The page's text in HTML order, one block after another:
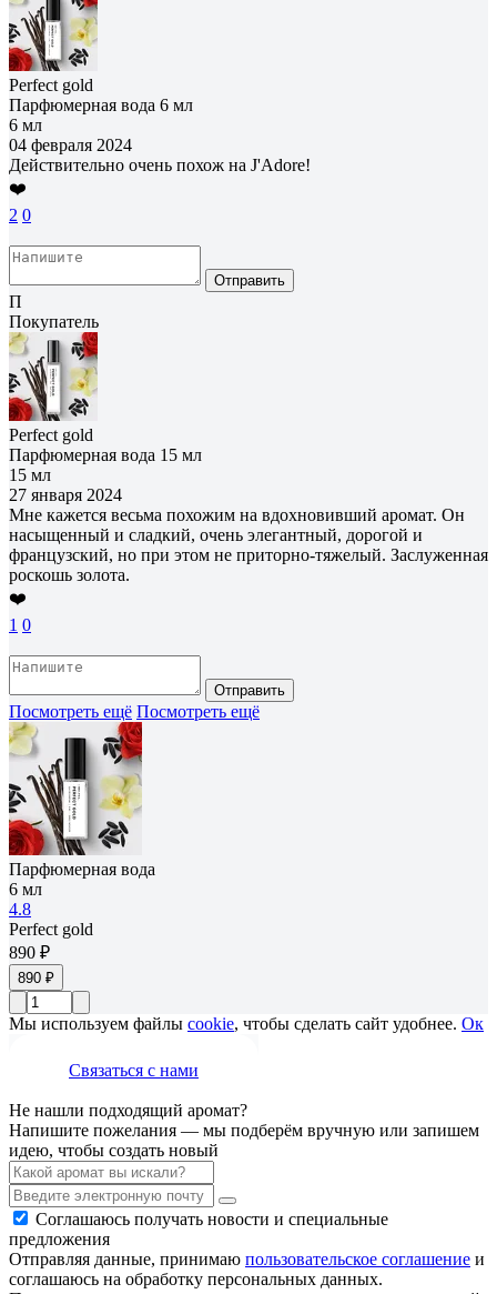
Perfect gold
Парфюмерная вода 6 мл
6 мл
04 февраля 2024
Действительно очень похож на J'Adore!
❤️
2 0
Отправить
П
Покупатель
Perfect gold
Парфюмерная вода 15 мл
15 мл
27 января 2024
Мне кажется весьма похожим на вдохновивший аромат. Он
насыщенный и сладкий, очень элегантный, дорогой и
французский, но при этом не приторно-тяжелый. Заслуженная
роскошь золота.
❤️
1 0
Отправить
Посмотреть ещё Посмотреть ещё
Парфюмерная вода
6 мл
4.8
Perfect gold
890 ₽
890 ₽
Мы используем файлы cookie, чтобы сделать сайт удобнее. Ок
Связаться с нами
Не нашли подходящий аромат?
Напишите пожелания — мы подберём вручную или запишем
идею, чтобы создать новый
Соглашаюсь получать новости и специальные
предложения
Отправляя данные, принимаю пользовательское соглашение и
соглашаюсь на обработку персональных данных.